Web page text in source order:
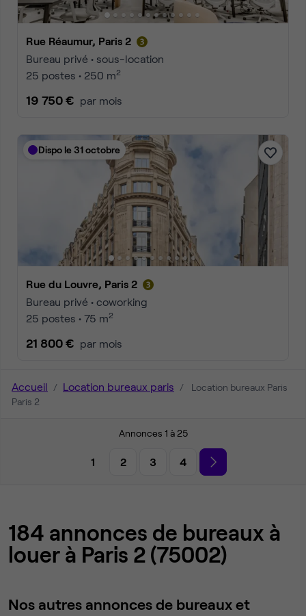
Rue Réaumur, Paris 2
Bureau privé • sous-location
25 postes • 250 m2
19 750 € par mois
Dispo le 31 octobre
Rue du Louvre, Paris 2
Bureau privé • coworking
25 postes • 75 m2
21 800 € par mois
Accueil Location bureaux paris
Location bureaux Paris
Paris 2
Annonces 1 à 25
1 2 3 4
184 annonces de bureaux à
louer à Paris 2 (75002)
Nos autres annonces de bureaux et